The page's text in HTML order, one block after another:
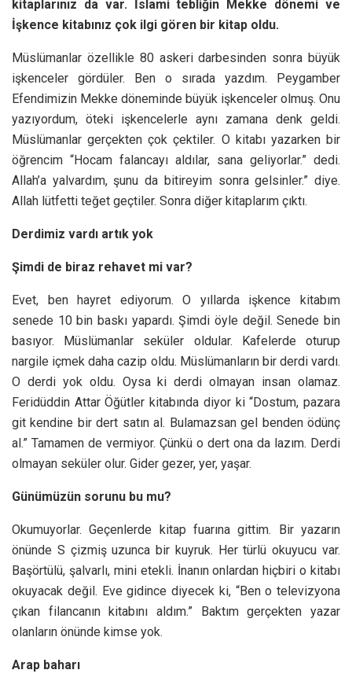
kitaplarınız da var. İslami tebliğin Mekke dönemi ve
İşkence kitabınız çok ilgi gören bir kitap oldu.
Müslümanlar özellikle 80 askeri darbesinden sonra büyük
işkenceler gördüler. Ben o sırada yazdım. Peygamber
Efendimizin Mekke döneminde büyük işkenceler olmuş. Onu
yazıyordum, öteki işkencelerle aynı zamana denk geldi.
Müslümanlar gerçekten çok çektiler. O kitabı yazarken bir
öğrencim “Hocam falancayı aldılar, sana geliyorlar.” dedi.
Allah’a yalvardım, şunu da bitireyim sonra gelsinler.” diye.
Allah lütfetti teğet geçtiler. Sonra diğer kitaplarım çıktı.
Derdimiz vardı artık yok
Şimdi de biraz rehavet mi var?
Evet, ben hayret ediyorum. O yıllarda işkence kitabım
senede 10 bin baskı yapardı. Şimdi öyle değil. Senede bin
basıyor. Müslümanlar seküler oldular. Kafelerde oturup
nargile içmek daha cazip oldu. Müslümanların bir derdi vardı.
O derdi yok oldu. Oysa ki derdi olmayan insan olamaz.
Feridüddin Attar Öğütler kitabında diyor ki “Dostum, pazara
git kendine bir dert satın al. Bulamazsan gel benden ödünç
al.” Tamamen de vermiyor. Çünkü o dert ona da lazım. Derdi
olmayan seküler olur. Gider gezer, yer, yaşar.
Günümüzün sorunu bu mu?
Okumuyorlar. Geçenlerde kitap fuarına gittim. Bir yazarın
önünde S çizmiş uzunca bir kuyruk. Her türlü okuyucu var.
Başörtülü, şalvarlı, mini etekli. İnanın onlardan hiçbiri o kitabı
okuyacak değil. Eve gidince diyecek ki, “Ben o televizyona
çıkan filancanın kitabını aldım.” Baktım gerçekten yazar
olanların önünde kimse yok.
Arap baharı